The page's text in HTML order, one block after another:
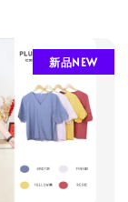
新品NEW